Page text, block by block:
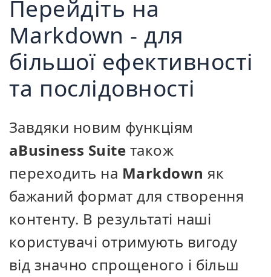
Перейдіть на
Markdown - для
більшої ефективності
та послідовності
Завдяки новим функціям
aBusiness Suite також
переходить на Markdown як
бажаний формат для створення
контенту. В результаті наші
користувачі отримують вигоду
від значно спрощеного і більш